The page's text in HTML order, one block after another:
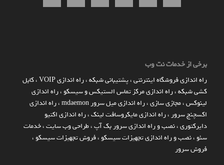
برخی از خدمات نت وب
راه اندازي فروشگاه اينترنتي،پشتیبانی شبکه،راه اندازی VOIP ،کابل
کشی شبکه،راه اندازی مرکز تماس الستیکس و سیسکو ،راه اندازی
لینوکس،مجازی سازی،راه اندازی میل سرور mdaemon ،راه اندازی
اکسچنج سرور ،راه اندازی مایکروسافت لینک،راه اندازی اکتیو
دایرکتوری،نصب و راه اندازی سرور بک آپ،طراحی وب سایت،خدمات
سئو ،نصب و راه اندازی تجهیزات سیسکو ،فروش تجهیزات سیسکو ،
فروش سرور